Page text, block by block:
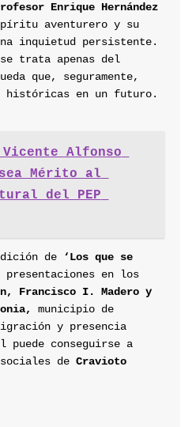
Enrique Hernández
aventurero y su
inquietud persistente.
trata apenas del
que, seguramente,
históricas en un futuro.
Vicente Alfonso
Mérito al
del PEP
de ‘Los que se
presentaciones en los
Francisco I. Madero y
municipio de
y presencia
conseguirse a
de Cravioto